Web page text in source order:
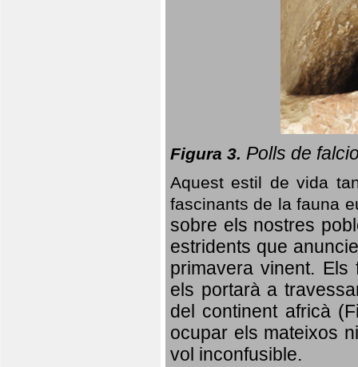
Figura 3. Polls de
Aquest estil de vida
fascinants de la fauna
sobre els nostres
estridents que
primavera vinent. Els
els portarà a
del continent africà
ocupar els mateixos
vol inconfusible.